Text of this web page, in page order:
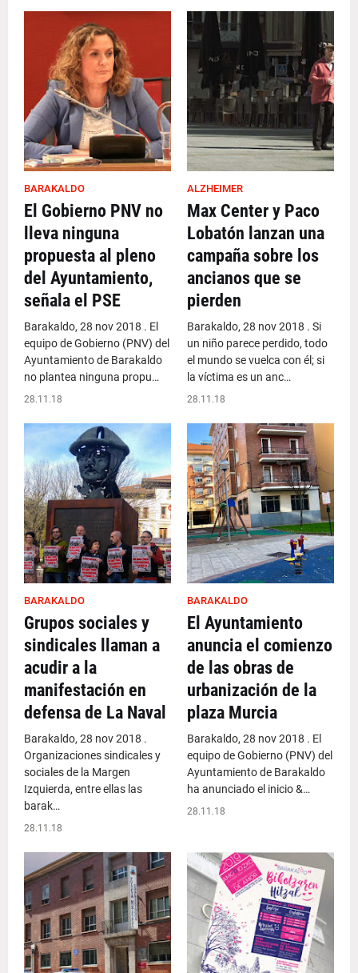
BARAKALDO
El Gobierno PNV no
lleva ninguna
propuesta al pleno
del Ayuntamiento,
señala el PSE
Barakaldo, 28 nov 2018 . El
equipo de Gobierno (PNV) del
Ayuntamiento de Barakaldo
no plantea ninguna propu…
28.11.18
ALZHEIMER
Max Center y Paco
Lobatón lanzan una
campaña sobre los
ancianos que se
pierden
Barakaldo, 28 nov 2018 . Si
un niño parece perdido, todo
el mundo se vuelca con él; si
la víctima es un anc…
28.11.18
BARAKALDO
Grupos sociales y
sindicales llaman a
acudir a la
manifestación en
defensa de La Naval
Barakaldo, 28 nov 2018 .
Organizaciones sindicales y
sociales de la Margen
Izquierda, entre ellas las
barak…
28.11.18
BARAKALDO
El Ayuntamiento
anuncia el comienzo
de las obras de
urbanización de la
plaza Murcia
Barakaldo, 28 nov 2018 . El
equipo de Gobierno (PNV) del
Ayuntamiento de Barakaldo
ha anunciado el inicio &…
28.11.18